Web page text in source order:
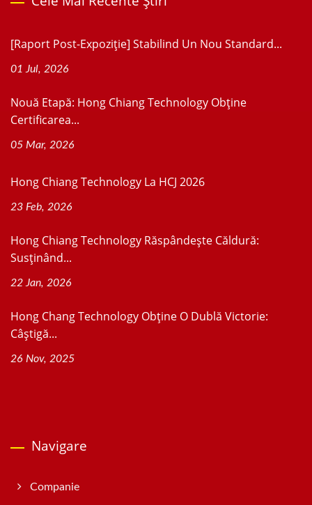
[Raport Post-Expoziție] Stabilind Un Nou Standard...
01 Jul, 2026
Nouă Etapă: Hong Chiang Technology Obține
Certificarea...
05 Mar, 2026
Hong Chiang Technology La HCJ 2026
23 Feb, 2026
Hong Chiang Technology Răspândește Căldură:
Susținând...
22 Jan, 2026
Hong Chang Technology Obține O Dublă Victorie:
Câștigă...
26 Nov, 2025
Navigare
Companie